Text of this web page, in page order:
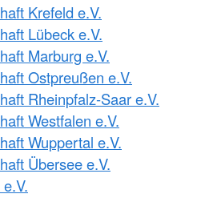
Krefeld e.V.
Lübeck e.V.
Marburg e.V.
Ostpreußen e.V.
Rheinpfalz-Saar e.V.
Westfalen e.V.
Wuppertal e.V.
Übersee e.V.